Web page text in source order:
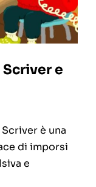
e
è una
di imporsi
e